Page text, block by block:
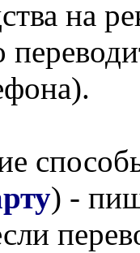
на
) -